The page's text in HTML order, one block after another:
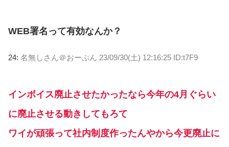
WEB署名って有効なんか？
24: 名無しさん＠おーぷん 23/09/30(土) 12:16:25 ID:t7F9
インボイス廃止させたかったなら今年の4月ぐらい
に廃止させる動きしてもろて
ワイが頑張って社内制度作ったんやから今更廃止に